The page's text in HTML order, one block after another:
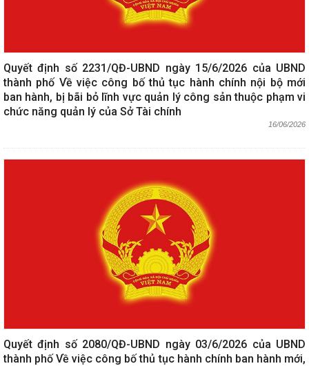
Quyết định số 2231/QĐ-UBND ngày 15/6/2026 của UBND
thành phố Về việc công bố thủ tục hành chính nội bộ mới
ban hành, bị bãi bỏ lĩnh vực quản lý công sản thuộc phạm vi
chức năng quản lý của Sở Tài chính
16/06/2026
Quyết định số 2080/QĐ-UBND ngày 03/6/2026 của UBND
thành phố Về việc công bố thủ tục hành chính ban hành mới,